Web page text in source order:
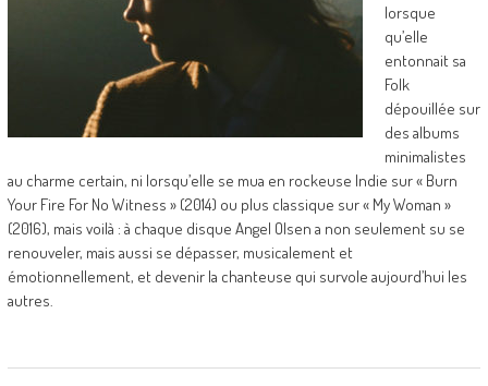
lorsque
qu’elle
entonnait sa
Folk
dépouillée sur
des albums
minimalistes
au charme certain, ni lorsqu’elle se mua en rockeuse Indie sur « Burn
Your Fire For No Witness » (2014) ou plus classique sur « My Woman »
(2016), mais voilà : à chaque disque Angel Olsen a non seulement su se
renouveler, mais aussi se dépasser, musicalement et
émotionnellement, et devenir la chanteuse qui survole aujourd’hui les
autres.